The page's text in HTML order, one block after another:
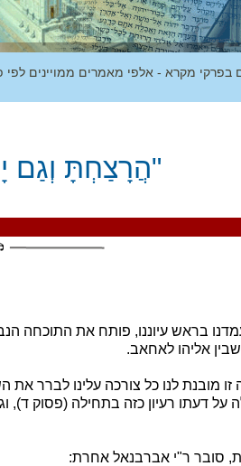
בפרקי מקרא - אלפי מאמרים ממויינים
"הֲרָצַחְתָּ וְגַם
בראש עיוננו, פותח את התוכחה
אליהו לאחאב.
מובנת לנו כל צורכה עלינו לברר
על דעתו רעיון כזה בתחילה (פסוק
סובר ר"י אברבנאל אחרת: